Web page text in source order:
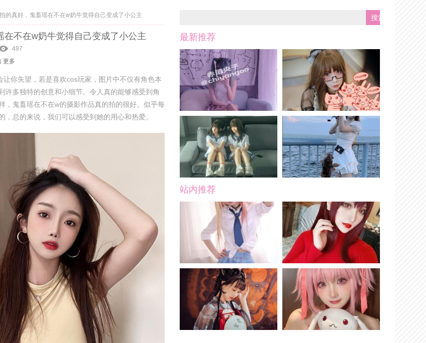
的真好，鬼畜瑶在不在w奶牛觉得自己变成了小公主
在不在w奶牛觉得自己变成了小公主
497
更多
让你失望，若是喜欢cos玩家，图片中不仅有角色本
许多独特的创意和小细节。令人真的能够感受到角
，鬼畜瑶在不在w的摄影作品真的拍的很好。似乎每
，总的来说，我们可以感受到她的用心和热爱。
最新推荐
站内推荐